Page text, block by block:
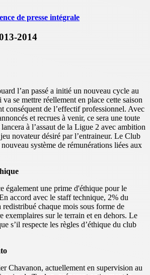
de presse intégrale
2014
l’an passé a initié un nouveau cycle au
se mettre réellement en place cette saison
conséquent de l’effectif professionnel. Avec
et recrues à venir, ce sera une toute
à l’assaut de la Ligue 2 avec ambition
novateur désiré par l’entraineur. Le Club
système de rémunérations liées aux
également une prime d'éthique pour le
accord avec le staff technique, 2% du
redistribué chaque mois sous forme de
exemplaires sur le terrain et en dehors. Le
s’il respecte les règles d’éthique du club
Chavanon, actuellement en supervision au